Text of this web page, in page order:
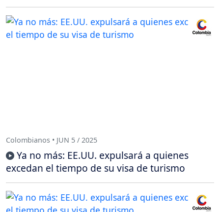
Colombianos • JUN 5 / 2025
Ya no más: EE.UU. expulsará a quienes
excedan el tiempo de su visa de turismo